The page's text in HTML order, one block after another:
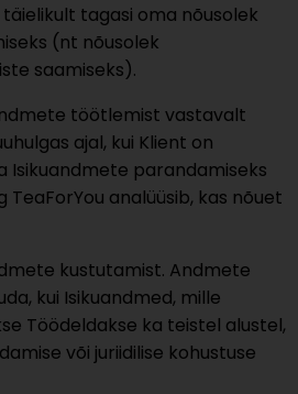
tagasi oma nõusolek
(nt nõusolek
saamiseks).
töötlemist vastavalt
ajal, kui Klient on
Isikuandmete parandamiseks
TeaForYou analüüsib, kas nõuet
kustutamist. Andmete
kui Isikuandmed, mille
Töödeldakse ka teistel alustel,
või juriidilise kohustuse